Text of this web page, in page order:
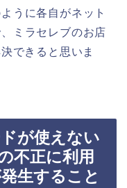
うに各自がネット
ミラセレブのお店
できると思いま
が使えない
不正に利用
生すること